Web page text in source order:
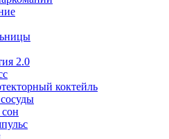
2.0
коктейль